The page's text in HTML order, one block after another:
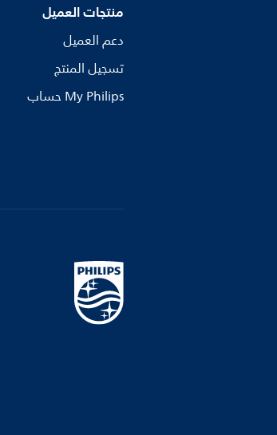
منتجات العميل
دعم العميل
تسجيل المنتج
My Philips حساب